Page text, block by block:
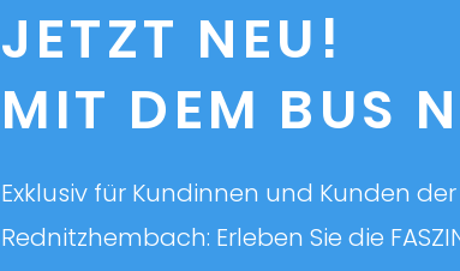
JETZT NEU!
MIT DEM BUS
Exklusiv für Kundinnen und Kunden
Rednitzhembach: Erleben Sie die